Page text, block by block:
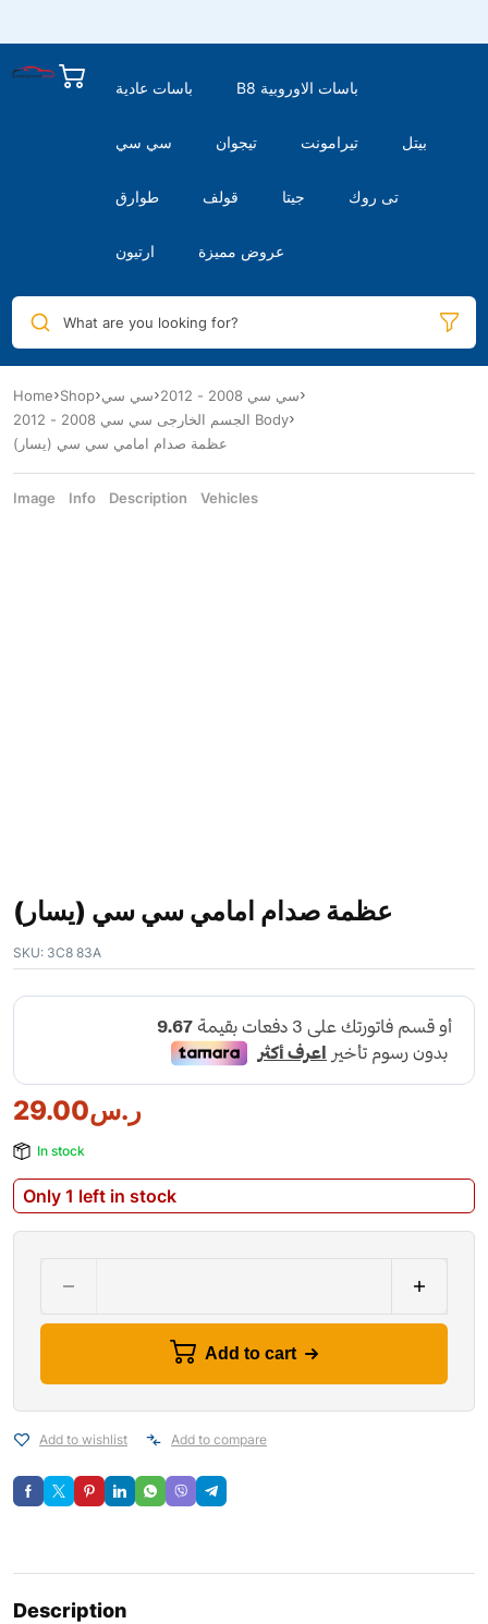
باسات عادية B8 باسات الاوروبية
سي سي تيجوان تيرامونت بيتل
طوارق قولف جيتا تى روك
ارتيون عروض مميزة
What are you looking for?
Home Shop سي سي
سي سي 2008 - 2012
الجسم الخارجى سي سي 2008 - 2012 Body
عظمة صدام امامي سي سي (يسار)
Image Info Description Vehicles
عظمة صدام امامي سي سي (يسار)
SKU: 3C8 83A
ر.س29.00
In stock
Only 1 left in stock
Add to cart
Add to wishlist Add to compare
Description